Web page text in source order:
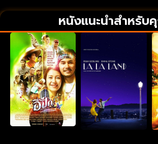
หนังแนะนำสำหรับ